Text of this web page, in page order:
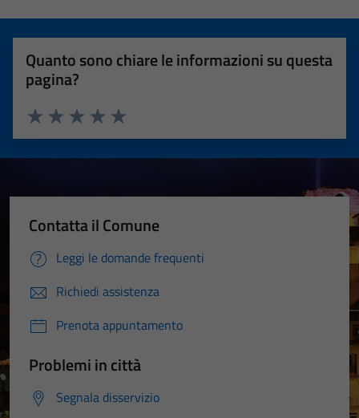
Quanto sono chiare le informazioni su questa
pagina?
Valuta 5 stelle su 5
Valuta 4 stelle su 5
Valuta 3 stelle su 5
Valuta 2 stelle su 5
Valuta 1 stelle su 5
Contatta il Comune
Leggi le domande frequenti
Richiedi assistenza
Prenota appuntamento
Problemi in città
Segnala disservizio